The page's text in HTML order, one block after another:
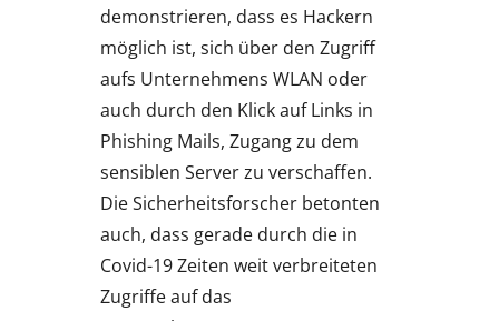
demonstrieren, dass es Hackern
möglich ist, sich über den Zugriff
aufs Unternehmens WLAN oder
auch durch den Klick auf Links in
Phishing Mails, Zugang zu dem
sensiblen Server zu verschaffen.
Die Sicherheitsforscher betonten
auch, dass gerade durch die in
Covid-19 Zeiten weit verbreiteten
Zugriffe auf das